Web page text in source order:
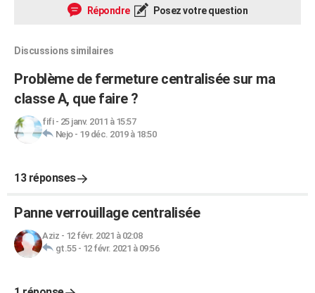
Répondre Posez votre question
Discussions similaires
Problème de fermeture centralisée sur ma
classe A, que faire ?
fifi- 25 janv. 2011 à 15:57
Nejo- 19 déc. 2019 à 18:50
13 réponses
Panne verrouillage centralisée
Aziz - 12 févr. 2021 à 02:08
gt.55- 12 févr. 2021 à 09:56